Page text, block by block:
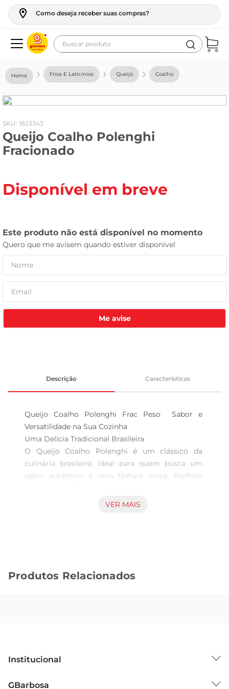
Como deseja receber suas compras?
Buscar produto
Frios E Laticínios Queijo Coalho
: 1823343
Queijo Coalho Polenghi
Fracionado
Disponível em breve
Me avise
Descrição Características
Queijo Coalho Polenghi Frac Peso  Sabor e
Versatilidade na Sua Cozinha
Uma Delícia Tradicional Brasileira
O Queijo Coalho Polenghi é um clássico da
culinária brasileira, ideal para quem busca um
sabor autêntico e uma textura única. Perfeito
uma tábua de queijos, ele traz um toque especial
utilizado em diversas receitas. Desde espetinhos
refeições.
Produzido com ingredientes selecionados, o
VER MAIS
Produtos Relacionados
Institucional
GBarbosa
geladeira
fogao
café
cerveja
vinho
leite pó